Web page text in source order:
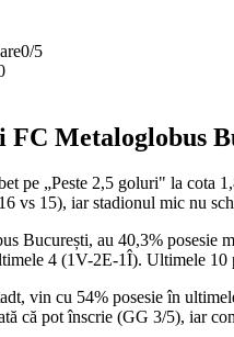
0/5
FC Metaloglobus
pe „Peste 2,5 goluri" la cota
vs 15), iar stadionul mic nu
București, au 40,3%
4 (1V-2E-1Î). Ultimele
vin cu 54% posesie în
că pot înscrie (GG 3/5), iar